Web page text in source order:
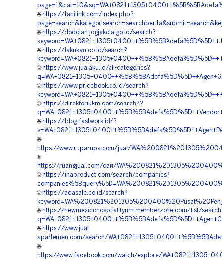
🌐 https://tanilink.com/index.php?
🌐 https://dodolan.jogjakota.go.id/search?
🌐 https://lakukan.co.id/search?
🌐 https://www.jualaku.id/all-categories?
🌐 https://www.pricebook.co.id/search?
🌐 https://direktoriukm.com/search/?
🌐 https://blog.fastwork.id/?
🌐
https://www.ruparupa.com/jual/
🌐
https://ruangjual.com/cari/
🌐 https://inaproduct.com/search/companies?
🌐 https://adasale.co.id/search?
🌐 https://newmexicohospitalitynm.memberzone.com/list/
🌐 https://www.jual-
apartemen.com/search/
🌐
https://www.facebook.com/watch/explore/